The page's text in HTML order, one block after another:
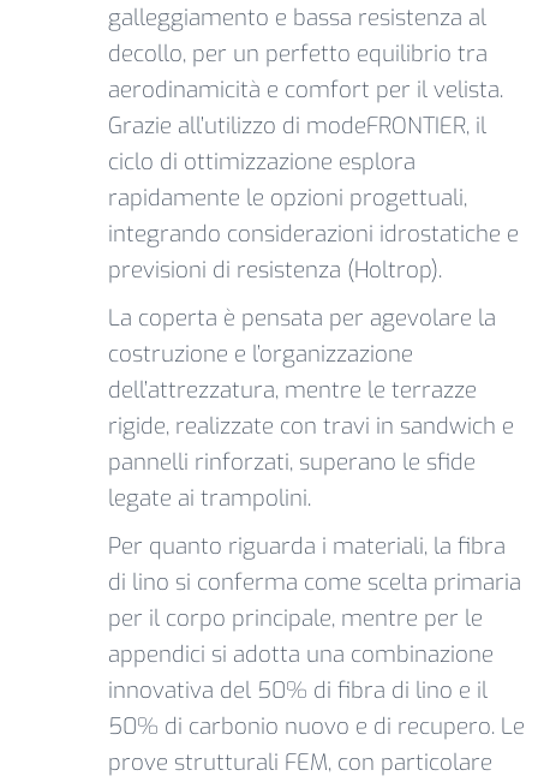
galleggiamento e bassa resistenza al
decollo, per un perfetto equilibrio tra
aerodinamicità e comfort per il velista.
Grazie all’utilizzo di modeFRONTIER, il
ciclo di ottimizzazione esplora
rapidamente le opzioni progettuali,
integrando considerazioni idrostatiche e
previsioni di resistenza (Holtrop).
La coperta è pensata per agevolare la
costruzione e l’organizzazione
dell’attrezzatura, mentre le terrazze
rigide, realizzate con travi in sandwich e
pannelli rinforzati, superano le sfide
legate ai trampolini.
Per quanto riguarda i materiali, la fibra
di lino si conferma come scelta primaria
per il corpo principale, mentre per le
appendici si adotta una combinazione
innovativa del 50% di fibra di lino e il
50% di carbonio nuovo e di recupero. Le
prove strutturali FEM, con particolare